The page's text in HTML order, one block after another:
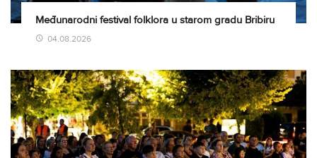
Međunarodni festival folklora u starom gradu Bribiru
04.08.2026